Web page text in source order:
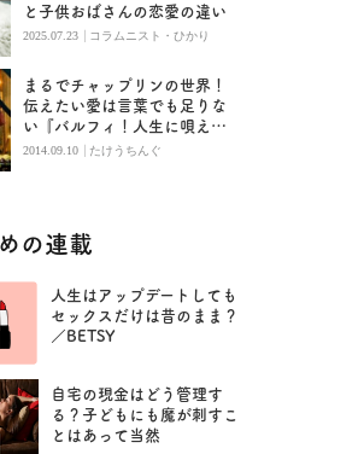
と子供おばさんの恋愛の違い
2025.07.23 | コラムニスト・ひかり
まるでチャップリンの世界！
伝えたい愛は言葉でも足りな
い『バルフィ！人生に唄え
ば』
2014.09.10 | たけうちんぐ
の連載
人生はアップデートしても
セックスだけは昔のまま？
／BETSY
自宅の現金はどう管理す
る？子どもにも魔が刺すこ
とはあって当然